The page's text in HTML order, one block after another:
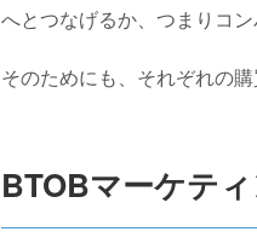
へとつなげるか、つまりコ
そのためにも、それぞれの
BTOBマーケテ